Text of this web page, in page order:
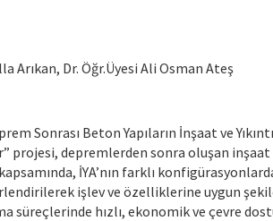
Arıkan, Dr. Öğr.Üyesi Ali Osman Ateş
Sonrası Beton Yapıların İnşaat ve
depremlerden sonra oluşan inşaat
İYA’nın farklı
işlev ve özelliklerine uygun
süreçlerinde hızlı, ekonomik ve çevre